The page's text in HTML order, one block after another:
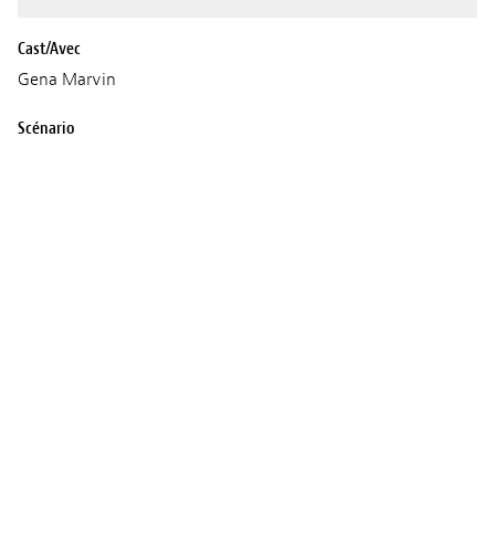
Cast/Avec
Gena Marvin
Scénario